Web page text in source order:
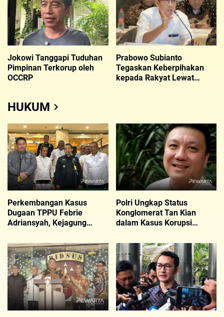
Jokowi Tanggapi Tuduhan
Pimpinan Terkorup oleh
OCCRP
Prabowo Subianto
Tegaskan Keberpihakan
kepada Rakyat Lewat
HUKUM
Perkembangan Kasus
Dugaan TPPU Febrie
Adriansyah, Kejagung
Tetapkan Tersangka Baru
Polri Ungkap Status
Konglomerat Tan Kian
dalam Kasus Korupsi